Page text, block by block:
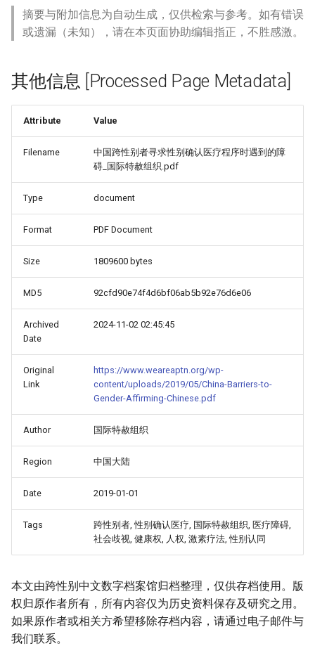
摘要与附加信息为自动生成，仅供检索与参考。如有错误
或遗漏（未知），请在本页面协助编辑指正，不胜感激。
其他信息 [Processed Page Metadata]
Attribute Value
Filename
中国跨性别者寻求性别确认医疗程序时遇到的障
碍_国际特赦组织.pdf
Type document
Format PDF Document
Size 1809600 bytes
MD5 92cfd90e74f4d6bf06ab5b92e76d6e06
Archived
Date
2024-11-02 02:45:45
Original
Link
https://www.weareaptn.org/wp-
content/uploads/2019/05/China-Barriers-to-
Gender-Affirming-Chinese.pdf
Author 国际特赦组织
Region 中国大陆
Date 2019-01-01
Tags
跨性别者, 性别确认医疗, 国际特赦组织, 医疗障碍,
社会歧视, 健康权, 人权, 激素疗法, 性别认同
本文由跨性别中文数字档案馆归档整理，仅供存档使用。版
权归原作者所有，所有内容仅为历史资料保存及研究之用。
如果原作者或相关方希望移除存档内容，请通过电子邮件与
我们联系。